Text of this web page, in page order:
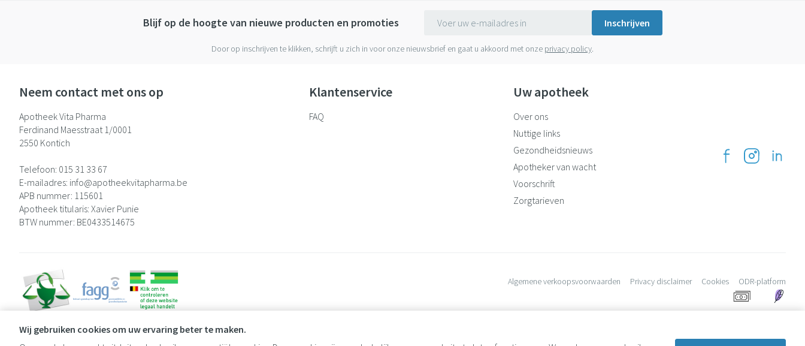
Wij gebruiken cookies om uw ervaring beter te maken.
Blijf op de hoogte van nieuwe producten en promoties Inschrijven
Door op inschrijven te klikken, schrijft u zich in voor onze nieuwsbrief en gaat u akkoord met onze privacy policy.
Neem contact met ons op
Apotheek Vita Pharma
Ferdinand Maesstraat 1/0001
2550 Kontich
Telefoon: 015 31 33 67
E-mailadres: info@apotheekvitapharma.be
APB nummer: 115601
Apotheek titularis: Xavier Punie
BTW nummer: BE0433514675
Klantenservice
FAQ
Uw apotheek
Over ons
Nuttige links
Gezondheidsnieuws
Apotheker van wacht
Voorschrift
Zorgtarieven
Algemene verkoopsvoorwaarden Privacy disclaimer Cookies ODR-platform